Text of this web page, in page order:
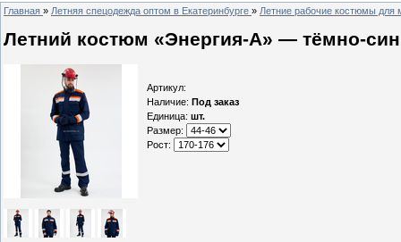
Главная » Летняя спецодежда оптом в Екатеринбурге » Летние рабочие костюмы для
Летний костюм «Энергия-А» — тёмно-
Артикул:
Наличие: Под заказ
Единица: шт.
Размер:
Рост: